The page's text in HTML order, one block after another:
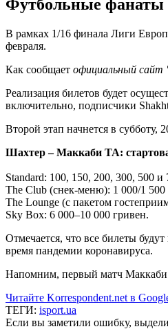
Футбольные фанаты
В рамках 1/16 финала Лиги
февраля.
Как сообщает официальный сайт
Реализация билетов будет
включительно, подписчики
Второй этап начнется в
Шахтер – Маккаби ТА:
Standard: 100, 150, 200, 300, 500 и
The Club (снек-меню): 1 000/1 500
The Lounge (с пакетом
Sky Box: 6 000–10 000 гривен.
Отмечается, что все билеты
время пандемии коронавируса.
Напомним, первый матч Маккаби
Читайте Korrespondent.net в
ТЕГИ: isport.ua
Если вы заметили ошибку,